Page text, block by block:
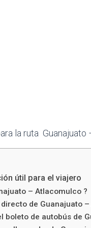
la ruta
útil para el viajero
– Atlacomulco ?
de Guanajuato
boleto de autobús de